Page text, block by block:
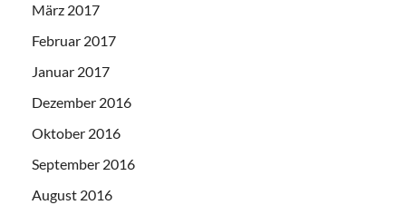
März 2017
Februar 2017
Januar 2017
Dezember 2016
Oktober 2016
September 2016
August 2016